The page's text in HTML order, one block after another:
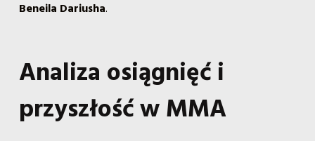
Beneila Dariusha.
Analiza osiągnięć i
przyszłość w MMA